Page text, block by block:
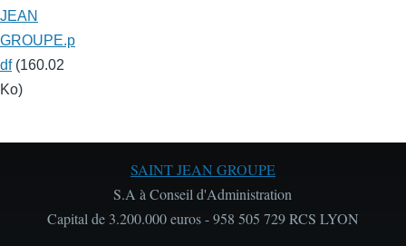
JEAN
GROUPE.p
df (160.02
Ko)
SAINT JEAN GROUPE
S.A à Conseil d'Administration
Capital de 3.200.000 euros - 958 505 729 RCS LYON